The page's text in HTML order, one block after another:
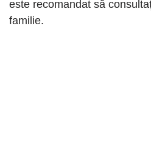
este recomandat să
familie.